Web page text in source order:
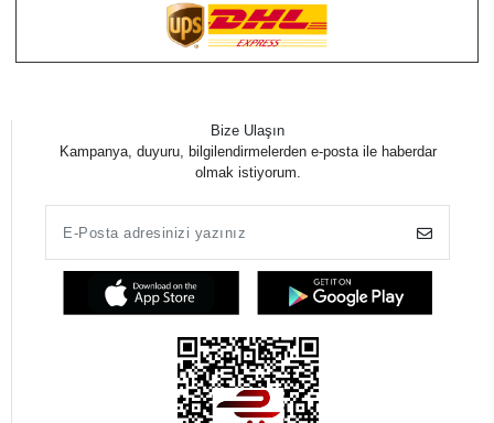
Bize Ulaşın
Kampanya, duyuru, bilgilendirmelerden e-posta ile haberdar
olmak istiyorum.